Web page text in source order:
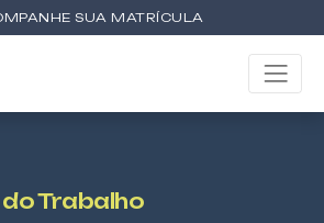
SUA MATRÍCULA
Trabalho